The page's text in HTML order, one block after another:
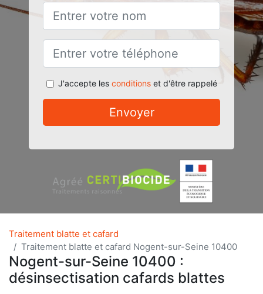
J'accepte les conditionset d'être rappelé
Envoyer
Traitement blatte et cafard
Traitement blatte et cafard Nogent-sur-Seine 10400
Nogent-sur-Seine 10400 :
désinsectisation cafards blattes